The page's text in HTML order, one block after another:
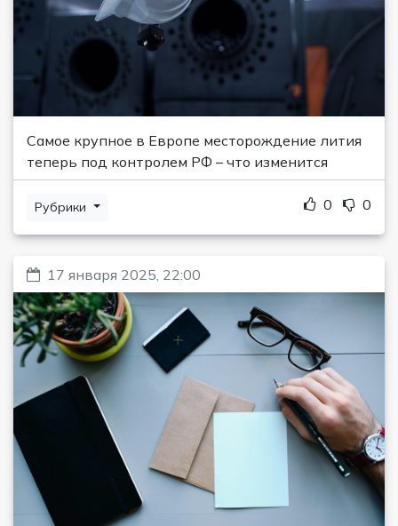
Самое крупное в Европе месторождение лития
теперь под контролем РФ – что изменится
Рубрики 0 0
17 января 2025, 22:00